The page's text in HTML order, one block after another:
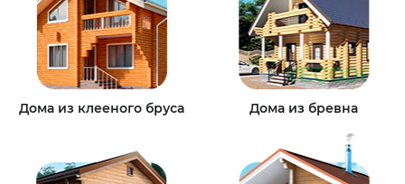
Дома из клееного бруса Дома из бревна